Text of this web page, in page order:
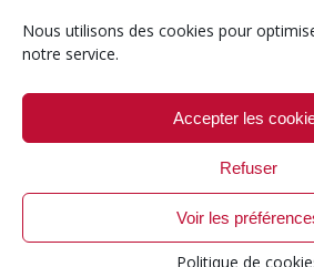
Nous utilisons des cookies pour
notre service.
Accepter les
Refuser
Voir les
Politique de
© 1999-2026 ResMusica.net Tous